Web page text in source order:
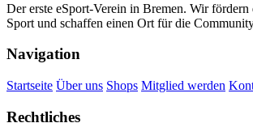
Der erste eSport-Verein in Bremen. Wir fördern
Sport und schaffen einen Ort für die
Navigation
Startseite Über uns Shops Mitglied werden
Rechtliches